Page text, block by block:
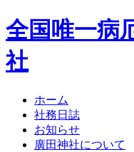
全国唯一病
社
ホーム
社務日誌
お知らせ
廣田神社について